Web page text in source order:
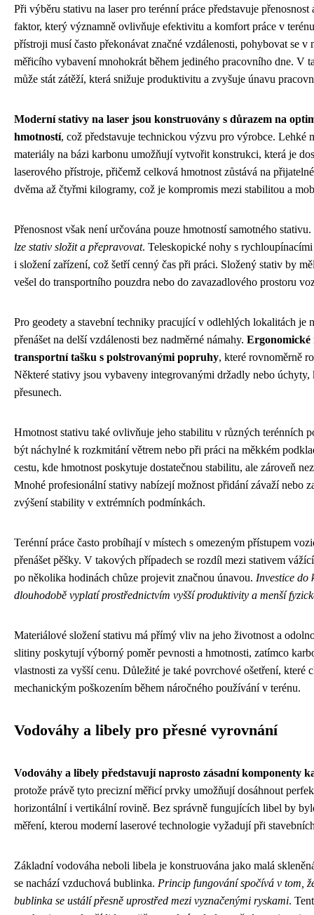
Při výběru stativu na laser pro terénní práce představuje
faktor, který významně ovlivňuje efektivitu a komfort práce v
přístroji musí často překonávat značné vzdálenosti, pohybovat se v
měřicího vybavení mnohokrát během jediného pracovního dne. V
může stát zátěží, která snižuje produktivitu a zvyšuje únavu
Moderní stativy na laser jsou konstruovány s důrazem na
hmotností, což představuje technickou výzvu pro výrobce. Lehké
materiály na bázi karbonu umožňují vytvořit konstrukci, která je
laserového přístroje, přičemž celková hmotnost zůstává na
dvěma až čtyřmi kilogramy, což je kompromis mezi stabilitou a
Přenosnost však není určována pouze hmotností samotného stativu.
lze stativ složit a přepravovat. Teleskopické nohy s
i složení zařízení, což šetří cenný čas při práci. Složený stativ by
vešel do transportního pouzdra nebo do zavazadlového prostoru
Pro geodety a stavební techniky pracující v odlehlých lokalitách je
přenášet na delší vzdálenosti bez nadměrné námahy. Ergonomické
transportní tašku s polstrovanými popruhy, které rovnoměrně
Některé stativy jsou vybaveny integrovanými držadly nebo
přesunech.
Hmotnost stativu také ovlivňuje jeho stabilitu v různých terénních
být náchylné k rozkmitání větrem nebo při práci na měkkém
cestu, kde hmotnost poskytuje dostatečnou stabilitu, ale zároveň
Mnohé profesionální stativy nabízejí možnost přidání závaží nebo
zvýšení stability v extrémních podmínkách.
Terénní práce často probíhají v místech s omezeným přístupem
přenášet pěšky. V takových případech se rozdíl mezi stativem
po několika hodinách chůze projevit značnou únavou. Investice do
dlouhodobě vyplatí prostřednictvím vyšší produktivity a menší
Materiálové složení stativu má přímý vliv na jeho životnost a
slitiny poskytují výborný poměr pevnosti a hmotnosti, zatímco
vlastnosti za vyšší cenu. Důležité je také povrchové ošetření, které
mechanickým poškozením během náročného používání v terénu.
Vodováhy a libely pro přesné vyrovnání
Vodováhy a libely představují naprosto zásadní komponenty
protože právě tyto precizní měřicí prvky umožňují dosáhnout
horizontální i vertikální rovině. Bez správně fungujících libel by
měření, kterou moderní laserové technologie vyžadují při
Základní vodováha neboli libela je konstruována jako malá
se nachází vzduchová bublinka. Princip fungování spočívá v tom,
bublinka se ustálí přesně uprostřed mezi vyznačenými ryskami.